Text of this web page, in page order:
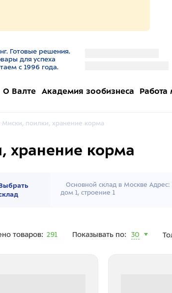
Готовые решения.
для успеха
с 1996 года.
О Валте Академия зообизнеса Работа
Миски, поилки, хранение корма
хранение корма
Основной склад в Москве Адрес:
дом 1, строение 1
товаров: 291 Показывать по: 30